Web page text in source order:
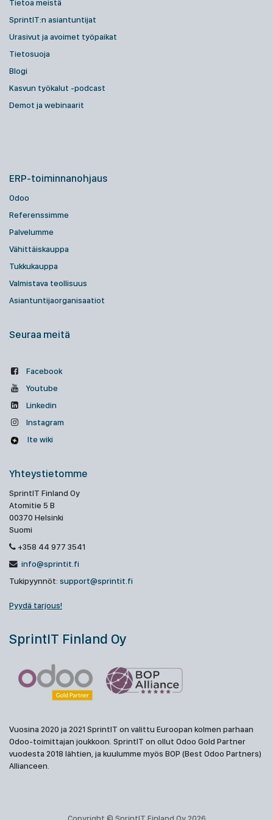
Tietoa meistä
SprintIT:n asiantuntijat
Urasivut ja avoimet työpaikat
Tietosuoja
Blogi
Kasvun työkalut -podcast
Demot ja webinaarit
ERP-toiminnanohjaus
Odoo
Referenssimme
Palvelumme
Vähittäiskauppa
Tukkukauppa
Valmistava teollisuus
Asiantuntijaorganisaatiot
Seuraa meitä
Facebook
Youtube
Linkedin
Instagram
Ite wiki
Yhteystietomme
SprintIT Finland Oy
Atomitie 5 B
00370 Helsinki
Suomi
+358 44 977 3541
info@sprintit.fi
Tukipyynnöt: support@sprintit.fi
Pyydä tarjous!
SprintIT Finland Oy
Vuosina 2020 ja 2021 SprintIT on valittu Euroopan kolmen parhaan
Odoo-toimittajan joukkoon. SprintIT on ollut Odoo Gold Partner
vuodesta 2018 lähtien, ja kuulumme myös BOP (Best Odoo Partners)
Allianceen.
Copyright © SprintIT Finland Oy 2026